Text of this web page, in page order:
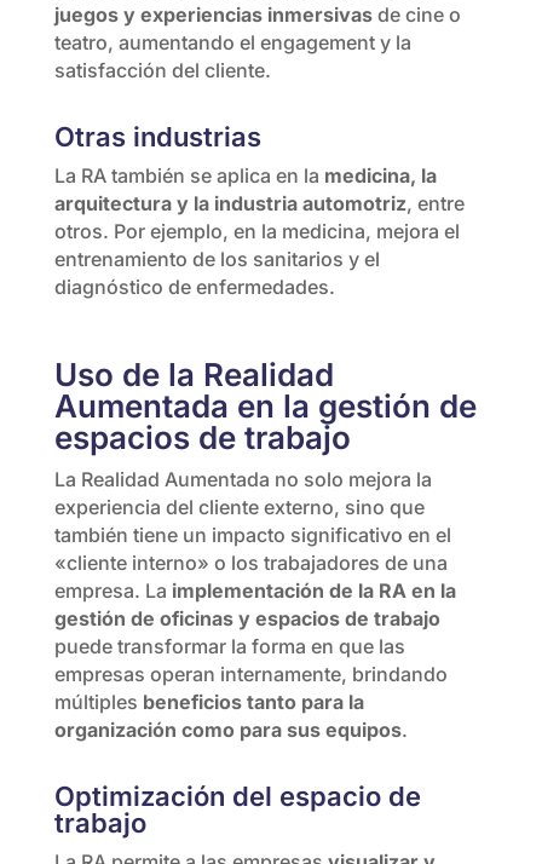
juegos y experiencias inmersivasde cine o
teatro, aumentando el engagement y la
satisfacción del cliente.
Otras industrias
La RA también se aplica en la medicina, la
arquitectura y la industria automotriz, entre
otros. Por ejemplo, en la medicina, mejora el
entrenamiento de los sanitarios y el
diagnóstico de enfermedades.
Uso de la Realidad
Aumentada en la gestión de
espacios de trabajo
La Realidad Aumentada no solo mejora la
experiencia del cliente externo, sino que
también tiene un impacto significativo en el
«cliente interno» o los trabajadores de una
empresa. La implementación de la RA en la
gestión de oficinas y espacios de trabajo
puede transformar la forma en que las
empresas operan internamente, brindando
múltiples beneficios tanto para la
organización como para sus equipos.
Optimización del espacio de
trabajo